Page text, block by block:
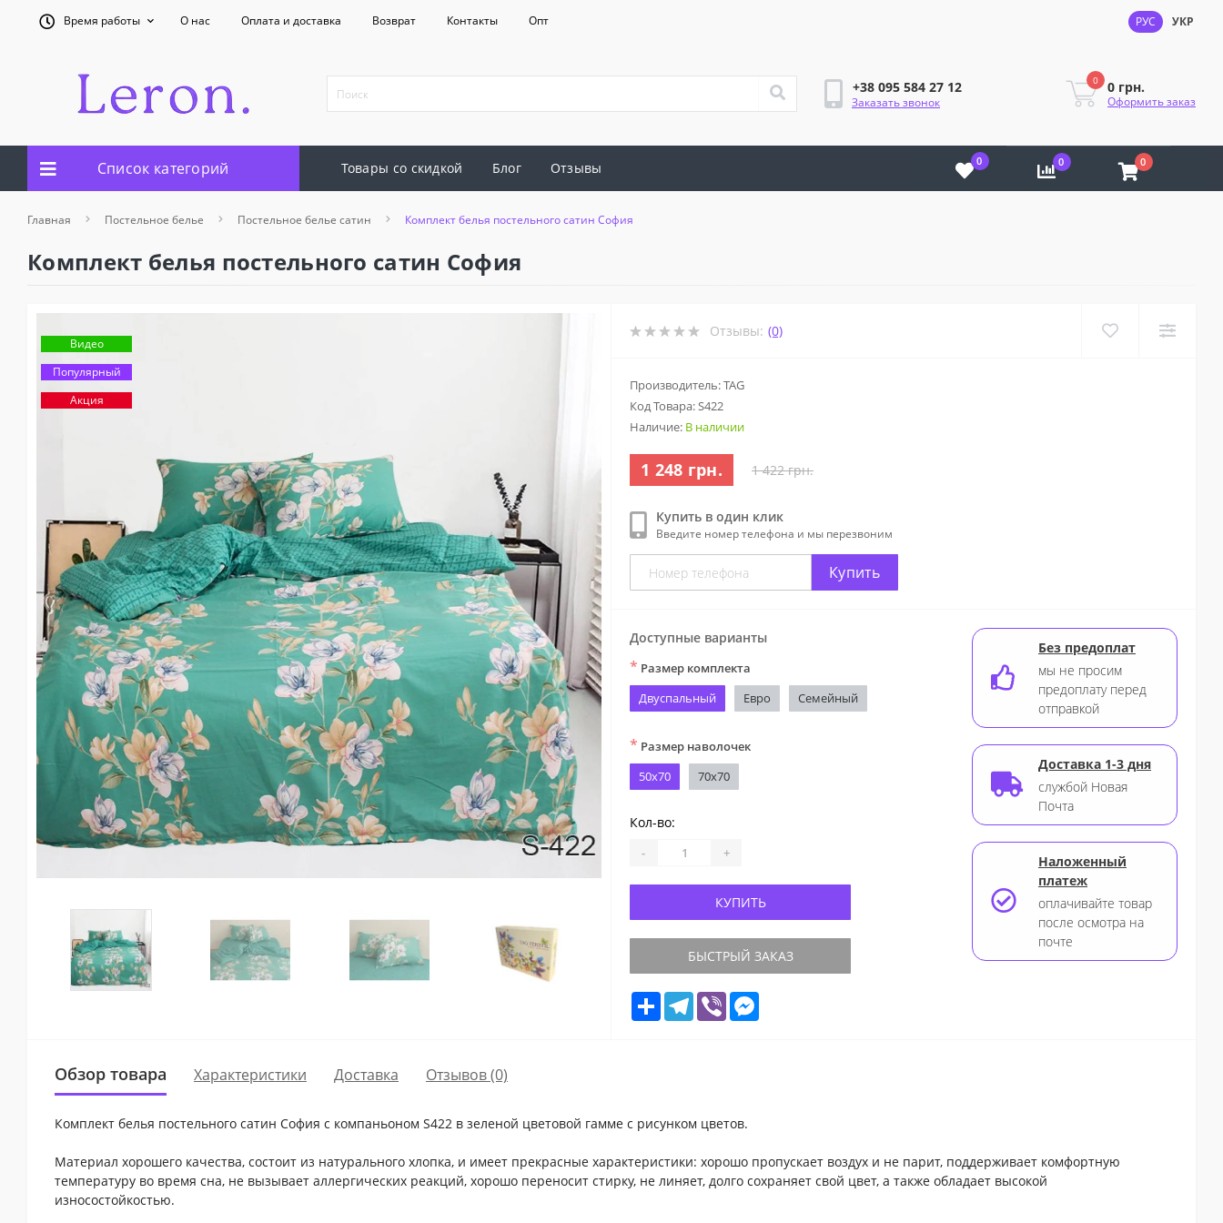
Время работы О нас Оплата и доставка Возврат Контакты Опт РУС УКР
+38 095 584 27 12
Заказать звонок
0 0 грн.
Оформить заказ
Список категорий Товары со скидкой Блог Отзывы 0 0 0
Главная Постельное белье Постельное белье сатин Комплект белья постельного сатин София
Комплект белья постельного сатин София
Видео
Популярный
Акция
Отзывы: (0)
Производитель: TAG
Код Товара:S422
Наличие: В наличии
1 248 грн. 1 422 грн.
Купить в один клик
Введите номер телефона и мы перезвоним
Купить
Доступные варианты
* Размер комплекта
Двуспальный
Евро Семейный
* Размер наволочек
50х70
70х70
Кол-во:
- +
КУПИТЬ
БЫСТРЫЙ ЗАКАЗ
Share Telegram
Viber
Без предоплат
мы не просим
предоплату перед
отправкой
Доставка 1-3 дня
службой Новая
Почта
Наложенный
платеж
оплачивайте товар
после осмотра на
почте
Обзор товара Характеристики Доставка Отзывов (0)
Комплект белья постельного сатин София с компаньоном S422 в зеленой цветовой гамме с рисунком цветов.
Материал хорошего качества, состоит из натурального хлопка, и имеет прекрасные характеристики: хорошо пропускает воздух и не парит, поддерживает комфортную
температуру во время сна, не вызывает аллергических реакций, хорошо переносит стирку, не линяет, долго сохраняет свой цвет, а также обладает высокой
износостойкостью.